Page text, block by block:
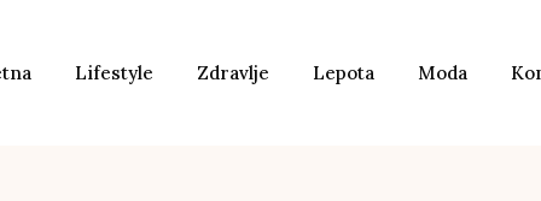
Lifestyle Zdravlje Lepota Moda